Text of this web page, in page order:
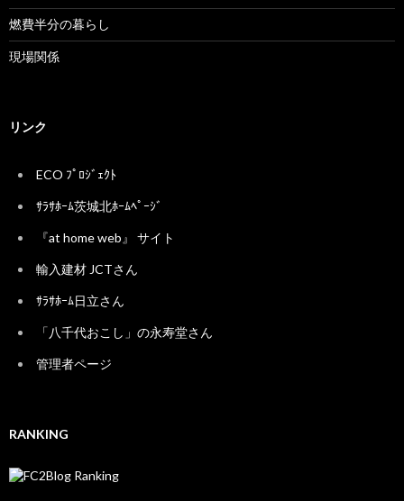
燃費半分の暮らし
現場関係
リンク
ECO ﾌﾟﾛｼﾞｪｸﾄ
ｻﾗｻﾎｰﾑ茨城北ﾎｰﾑﾍﾟｰｼﾞ
『at home web』 サイト
輸入建材 JCTさん
ｻﾗｻﾎｰﾑ日立さん
「八千代おこし」の永寿堂さん
管理者ページ
RANKING